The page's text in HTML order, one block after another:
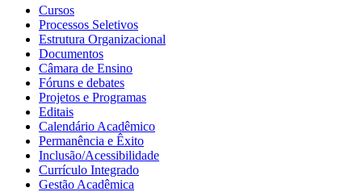
Cursos
Processos Seletivos
Estrutura Organizacional
Documentos
Câmara de Ensino
Fóruns e debates
Projetos e Programas
Editais
Calendário Acadêmico
Permanência e Êxito
Inclusão/Acessibilidade
Currículo Integrado
Gestão Acadêmica